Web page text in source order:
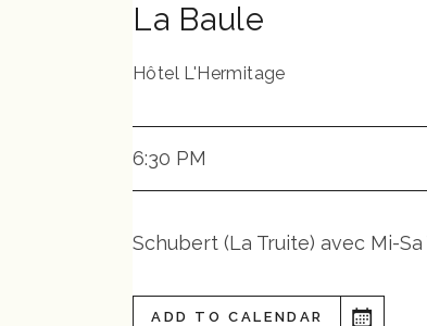
La Baule
Hôtel L'Hermitage
6:30 PM
Schubert (La Truite) avec Mi-
ADD TO CALENDAR